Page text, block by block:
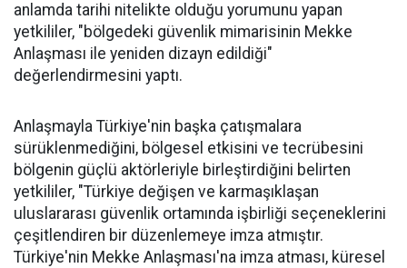
anlamda tarihi nitelikte olduğu yorumunu yapan
yetkililer, "bölgedeki güvenlik mimarisinin Mekke
Anlaşması ile yeniden dizayn edildiği"
değerlendirmesini yaptı.
Anlaşmayla Türkiye'nin başka çatışmalara
sürüklenmediğini, bölgesel etkisini ve tecrübesini
bölgenin güçlü aktörleriyle birleştirdiğini belirten
yetkililer, "Türkiye değişen ve karmaşıklaşan
uluslararası güvenlik ortamında işbirliği seçeneklerini
çeşitlendiren bir düzenlemeye imza atmıştır.
Türkiye'nin Mekke Anlaşması'na imza atması, küresel